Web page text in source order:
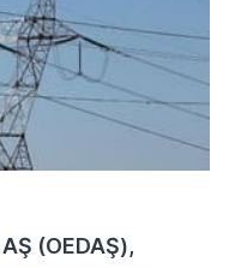
(OEDAŞ),